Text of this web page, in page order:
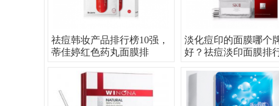
祛痘韩妆产品排行榜10强，
蒂佳婷红色药丸面膜排
淡化痘印的面膜哪个
好？祛痘淡印面膜排